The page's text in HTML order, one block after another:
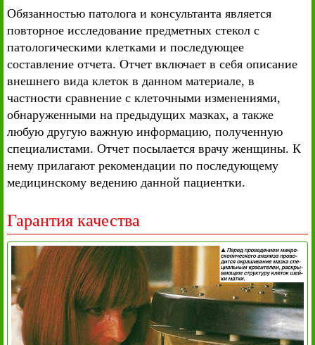
Обязанностью патолога и консультанта является
повторное исследование предметных стекол с
патологическими клетками и последующее
составление отчета. Отчет включает в себя описание
внешнего вида клеток в данном материале, в
частности сравнение с клеточными изменениями,
обнаруженными на предыдущих мазках, а также
любую другую важную информацию, полученную
специалистами. Отчет посылается врачу женщины. К
нему прилагают рекомендации по последующему
медицинскому ведению данной пациентки.
Гарантия качества